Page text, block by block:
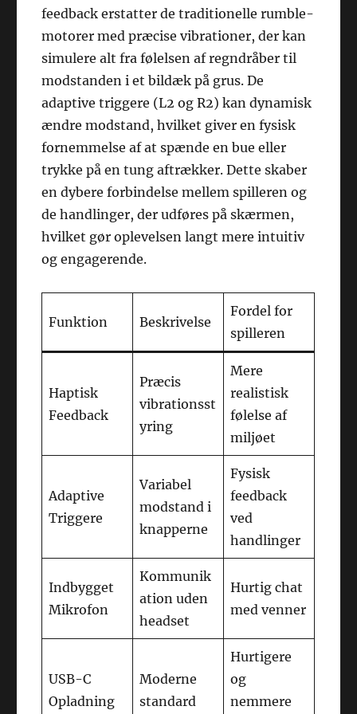
feedback erstatter de traditionelle rumble-
motorer med præcise vibrationer, der kan
simulere alt fra følelsen af regndråber til
modstanden i et bildæk på grus. De
adaptive triggere (L2 og R2) kan dynamisk
ændre modstand, hvilket giver en fysisk
fornemmelse af at spænde en bue eller
trykke på en tung aftrækker. Dette skaber
en dybere forbindelse mellem spilleren og
de handlinger, der udføres på skærmen,
hvilket gør oplevelsen langt mere intuitiv
og engagerende.
Funktion Beskrivelse
Fordel for
spilleren
Haptisk
Feedback
Præcis
vibrationsst
yring
Mere
realistisk
følelse af
miljøet
Adaptive
Triggere
Variabel
modstand i
knapperne
Fysisk
feedback
ved
handlinger
Indbygget
Mikrofon
Kommunik
ation uden
headset
Hurtig chat
med venner
USB-C
Opladning
Moderne
standard
Hurtigere
og
nemmere